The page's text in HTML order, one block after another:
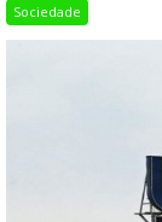
Sociedade